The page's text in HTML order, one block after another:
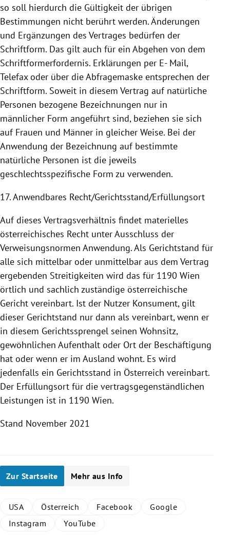
so soll hierdurch die Gültigkeit der übrigen
Bestimmungen nicht berührt werden. Änderungen
und Ergänzungen des Vertrages bedürfen der
Schriftform. Das gilt auch für ein Abgehen von dem
Schriftformerfordernis. Erklärungen per E- Mail,
Telefax oder über die Abfragemaske entsprechen der
Schriftform. Soweit in diesem Vertrag auf natürliche
Personen bezogene Bezeichnungen nur in
männlicher Form angeführt sind, beziehen sie sich
auf Frauen und Männer in gleicher Weise. Bei der
Anwendung der Bezeichnung auf bestimmte
natürliche Personen ist die jeweils
geschlechtsspezifische Form zu verwenden.
17. Anwendbares Recht/Gerichtsstand/Erfüllungsort
Auf dieses Vertragsverhältnis findet materielles
österreichisches Recht unter Ausschluss der
Verweisungsnormen Anwendung. Als Gerichtstand für
alle sich mittelbar oder unmittelbar aus dem Vertrag
ergebenden Streitigkeiten wird das für 1190 Wien
örtlich und sachlich zuständige österreichische
Gericht vereinbart. Ist der Nutzer Konsument, gilt
dieser Gerichtstand nur dann als vereinbart, wenn er
in diesem Gerichtssprengel seinen Wohnsitz,
gewöhnlichen Aufenthalt oder Ort der Beschäftigung
hat oder wenn er im Ausland wohnt. Es wird
jedenfalls ein Gerichtsstand in Österreich vereinbart.
Der Erfüllungsort für die vertragsgegenständlichen
Leistungen ist in 1190 Wien.
Stand November 2021
Zur Startseite Mehr aus Info
USA Österreich Facebook
Google
Instagram
YouTube